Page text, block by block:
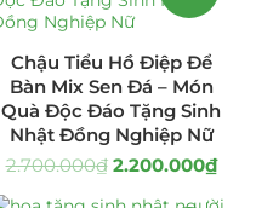
(299)
Chậu Tiểu Hồ Điệp Để
Bàn Mix Sen Đá – Món
Quà Độc Đáo Tặng Sinh
Nhật Đồng Nghiệp Nữ
2.700.000₫ 2.200.000₫